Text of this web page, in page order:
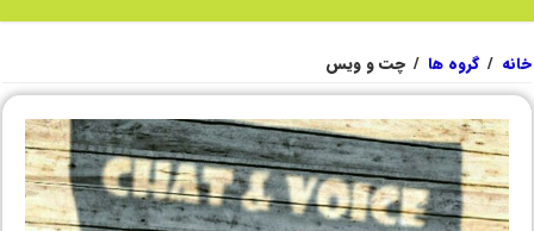
خانه / گروه ها / چت و ویس